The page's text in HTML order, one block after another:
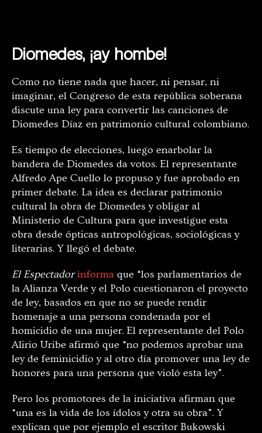
Diomedes, ¡ay hombe!
Como no tiene nada que hacer, ni pensar, ni
imaginar, el Congreso de esta república soberana
discute una ley para convertir las canciones de
Diomedes Díaz en patrimonio cultural colombiano.
Es tiempo de elecciones, luego enarbolar la
bandera de Diomedes da votos. El representante
Alfredo Ape Cuello lo propuso y fue aprobado en
primer debate. La idea es declarar patrimonio
cultural la obra de Diomedes y obligar al
Ministerio de Cultura para que investigue esta
obra desde ópticas antropológicas, sociológicas y
literarias. Y llegó el debate.
El Espectador informa que “los parlamentarios de
la Alianza Verde y el Polo cuestionaron el proyecto
de ley, basados en que no se puede rendir
homenaje a una persona condenada por el
homicidio de una mujer. El representante del Polo
Alirio Uribe afirmó que “no podemos aprobar una
ley de feminicidio y al otro día promover una ley de
honores para una persona que violó esta ley”.
Pero los promotores de la iniciativa afirman que
“una es la vida de los ídolos y otra su obra”. Y
explican que por ejemplo el escritor Bukowski